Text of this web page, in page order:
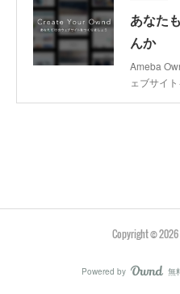
あなた
んか
Ameba
ェブサイ
Copyright ©2026
Powered by 無